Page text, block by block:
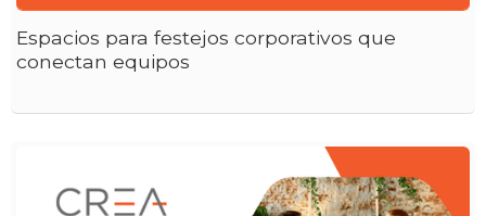
Espacios para festejos corporativos que
conectan equipos